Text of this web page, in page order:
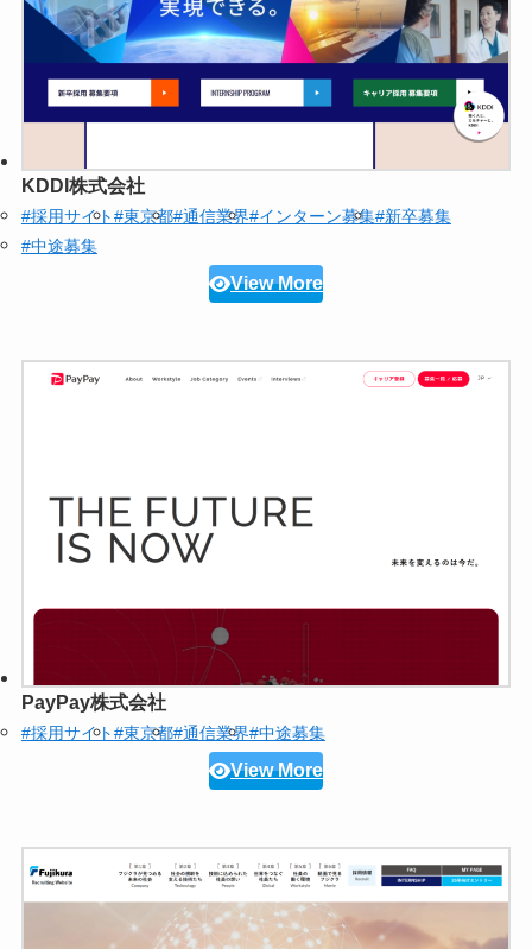
KDDI株式会社
#採用サイト#東京都#通信業界#インターン募集#新卒募集
#中途募集
View More
PayPay株式会社
#採用サイト#東京都#通信業界#中途募集
View More